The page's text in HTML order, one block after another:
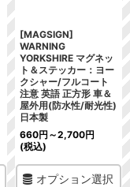
[MAGSIGN]
WARNING
YORKSHIRE マグネッ
ト＆ステッカー：ヨー
クシャー/フルコート
注意 英語 正方形 車＆
屋外用(防水性/耐光性)
日本製
660円 ～2,700円
(税込)
オプション選択